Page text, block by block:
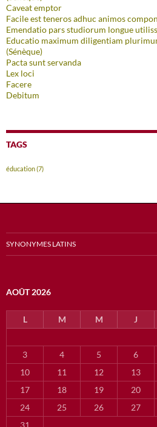
Caveat emptor
Facile est teneros adhuc animos
Emendatio pars studiorum longue
Educatio maximum diligentiam
(Sénèque)
Pacta sunt servanda
Lex loci
Facere
Debitum
TAGS
éducation(7)
SYNONYMES LATINS
AOÛT 2026
L M M J
3
4 5 6
10
11 12 13
17
18 19 20
24
25 26 27